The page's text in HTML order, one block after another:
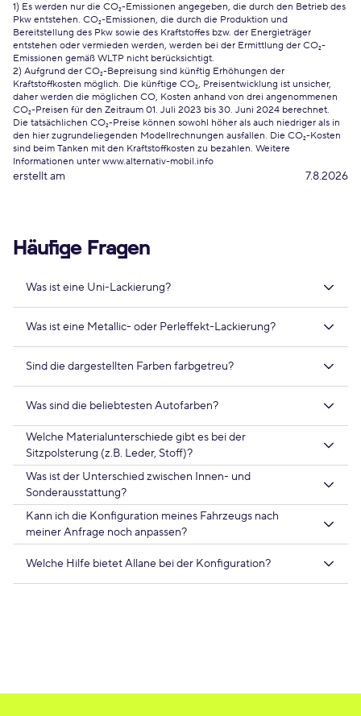
1) Es werden nur die CO₂-Emissionen angegeben, die durch den Betrieb des
Pkw entstehen. CO₂-Emissionen, die durch die Produktion und
Bereitstellung des Pkw sowie des Kraftstoffes bzw. der Energieträger
entstehen oder vermieden werden, werden bei der Ermittlung der CO₂-
Emissionen gemäß WLTP nicht berücksichtigt.
2) Aufgrund der CO₂-Bepreisung sind künftig Erhöhungen der
Kraftstoffkosten möglich. Die künftige CO₂, Preisentwicklung ist unsicher,
daher werden die möglichen CO, Kosten anhand von drei angenommenen
CO₂-Preisen für den Zeitraum 01. Juli 2023 bis 30. Juni 2024 berechnet.
Die tatsächlichen CO₂-Preise können sowohl höher als auch niedriger als in
den hier zugrundeliegenden Modellrechnungen ausfallen. Die CO₂-Kosten
sind beim Tanken mit den Kraftstoffkosten zu bezahlen. Weitere
Informationen unter www.alternativ-mobil.info
erstellt am 7.8.2026
Häufige Fragen
Was ist eine Uni-Lackierung?
Was ist eine Metallic- oder Perleffekt-Lackierung?
Sind die dargestellten Farben farbgetreu?
Was sind die beliebtesten Autofarben?
Welche Materialunterschiede gibt es bei der
Sitzpolsterung (z.B. Leder, Stoff)?
Was ist der Unterschied zwischen Innen- und
Sonderausstattung?
Kann ich die Konfiguration meines Fahrzeugs nach
meiner Anfrage noch anpassen?
Welche Hilfe bietet Allane bei der Konfiguration?